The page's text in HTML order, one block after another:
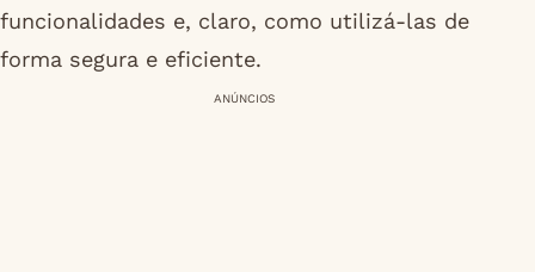
funcionalidades e, claro, como utilizá-las de
forma segura e eficiente.
ANÚNCIOS